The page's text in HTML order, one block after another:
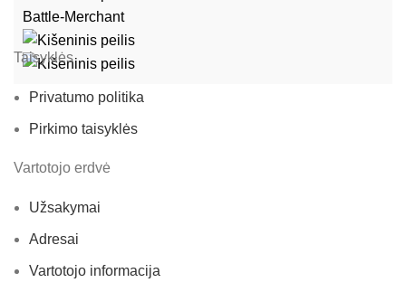
Battle-Merchant
Taisyklės
Privatumo politika
Pirkimo taisyklės
Vartotojo erdvė
Užsakymai
Adresai
Vartotojo informacija